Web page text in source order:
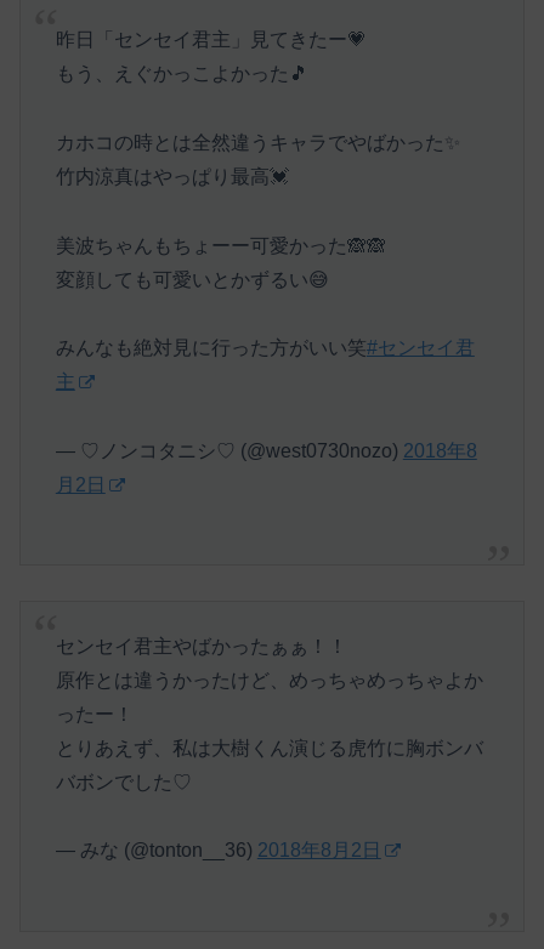
昨日「センセイ君主」見てきたー💗
もう、えぐかっこよかった🎵
カホコの時とは全然違うキャラでやばかった✨
竹内涼真はやっぱり最高💓
美波ちゃんもちょーー可愛かった🙈🙈
変顔しても可愛いとかずるい😅
みんなも絶対見に行った方がいい笑#センセイ君
主
— ♡ノンコタニシ♡ (@west0730nozo) 2018年8
月2日
センセイ君主やばかったぁぁ！！
原作とは違うかったけど、めっちゃめっちゃよか
ったー！
とりあえず、私は大樹くん演じる虎竹に胸ボンバ
バボンでした♡
— みな (@tonton__36) 2018年8月2日